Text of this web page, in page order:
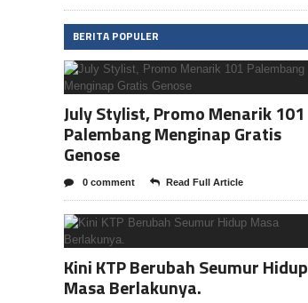
BERITA POPULER
July Stylist, Promo Menarik 101
Palembang Menginap Gratis
Genose
0 comment Read Full Article
Kini KTP Berubah Seumur Hidup
Masa Berlakunya.